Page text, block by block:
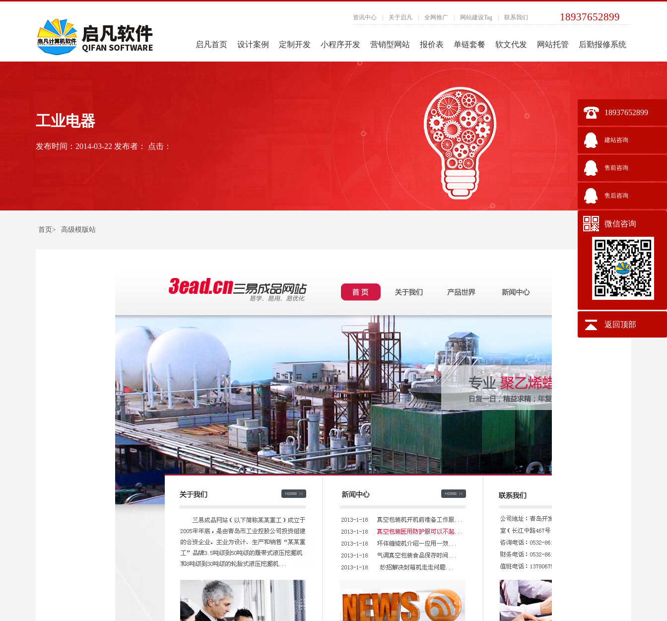
资讯中心 关于启凡 全网推广 网站建设Tag 联系我们 18937652899
启凡首页 设计案例 定制开发 小程序开发 营销型网站 报价表 单链套餐 软文代发 网站托管 后勤报修系统
工业电器
发布时间：2014-03-22 发布者： 点击：
首页> 高级模版站
18937652899
建站咨询
售前咨询
售后咨询
微信咨询
返回顶部